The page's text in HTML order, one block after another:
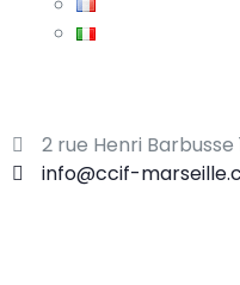
2 rue Henri Barbusse
info@ccif-